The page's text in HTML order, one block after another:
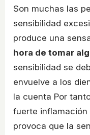
Son muchas las
sensibilidad
produce una
hora de tomar
sensibilidad se
envuelve a los
la cuenta Por
fuerte inflamación
provoca que la